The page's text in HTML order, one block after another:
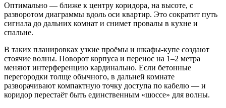
Оптимально — ближе к центру коридора, на высоте, с
разворотом диаграммы вдоль оси квартир. Это сократит путь
сигнала до дальних комнат и снимет провалы в кухне и
спальне.
В таких планировках узкие проёмы и шкафы-купе создают
стоячие волны. Поворот корпуса и перенос на 1–2 метра
меняют интерференцию кардинально. Если бетонные
перегородки толще обычного, в дальней комнате
разворачивают компактную точку доступа по кабелю — и
коридор перестаёт быть единственным «шоссе» для волны.